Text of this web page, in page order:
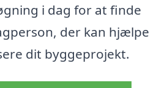
i dag for at finde
der kan hjælpe
dit byggeprojekt.